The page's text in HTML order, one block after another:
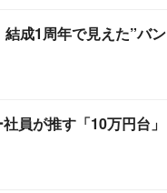
成1周年で見えた”バン
員が推す「10万円台」